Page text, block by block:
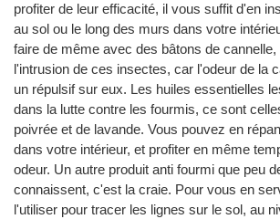
profiter de leur efficacité, il vous suffit d'en
au sol ou le long des murs dans votre
faire de même avec des bâtons de cannelle,
l'intrusion de ces insectes, car l'odeur de la
un répulsif sur eux. Les huiles essentielles
dans la lutte contre les fourmis, ce sont
poivrée et de lavande. Vous pouvez en
dans votre intérieur, et profiter en même
odeur. Un autre produit anti fourmi que peu
connaissent, c'est la craie. Pour vous en
l'utiliser pour tracer les lignes sur le sol, au